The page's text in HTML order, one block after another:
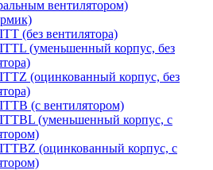
вентилятором)
(без вентилятора)
(уменьшенный корпус, без
(оцинкованный корпус, без
(с вентилятором)
(уменьшенный корпус, с
(оцинкованный корпус, с